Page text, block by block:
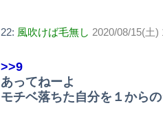
22: 風吹けば毛無し 2020/08/15(土)
>>9
あってねーよ
モチベ落ちた自分を１から